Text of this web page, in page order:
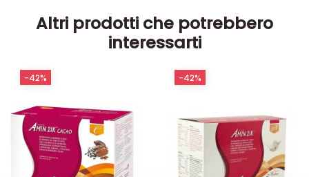
Altri prodotti che potrebbero
interessarti
-42% -42%